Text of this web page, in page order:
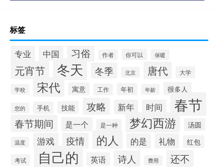
标签
专业 中国 习俗 作者 你可以 保暖
元宵节 冬天 冬季 北京 唐代 大学
学校 宋代 寓意 工作 年初 年龄 很多人
您的 手机 技能 攻略 新年 时间 春节
春节期间 是一个 是一种 梦幻西游 汤圆
温度 游戏 疫情 的人 的是 礼物 红包
考试 自己的 英语 诗人 费用 还不